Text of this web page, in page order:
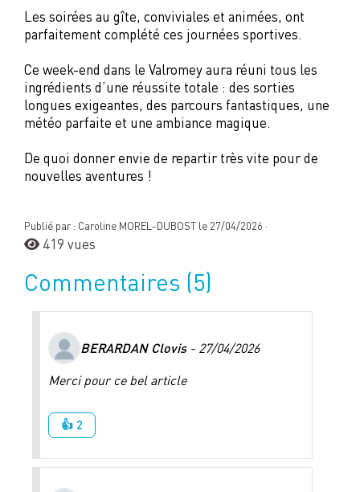
Les soirées au gîte, conviviales et animées, ont
parfaitement complété ces journées sportives.
Ce week-end dans le Valromey aura réuni tous les
ingrédients d’une réussite totale : des sorties
longues exigeantes, des parcours fantastiques, une
météo parfaite et une ambiance magique.
De quoi donner envie de repartir très vite pour de
nouvelles aventures !
Publié par : Caroline MOREL-DUBOST le 27/04/2026 ·
419 vues
Commentaires (5)
BERARDAN Clovis- 27/04/2026
Merci pour ce bel article
👍 2